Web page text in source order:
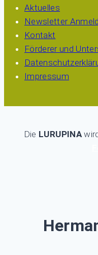
Aktuelles
Newsletter
Kontakt
Förderer und
Impressum
Die LURUPINA